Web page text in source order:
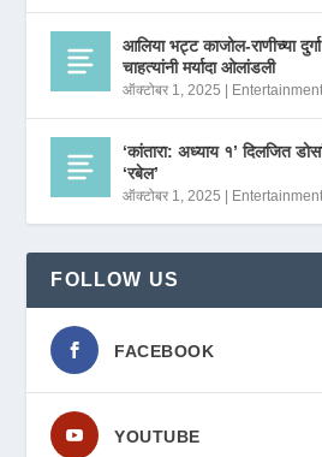
आलिया भट्ट काजोल-राणीच्या
चाहत्यांनी मर्यादा ओलांडली
ऑक्टोबर 1, 2025
‘कांतारा: अध्याय १’ दिलजित
‘रबेल’
ऑक्टोबर 1, 2025
FOLLOW US
FACEBOOK
YOUTUBE